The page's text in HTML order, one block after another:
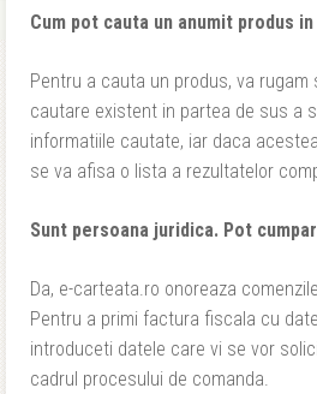
Cum pot cauta un anumit produs
Pentru a cauta un produs, va rugam
cautare existent in partea de sus a
informatiile cautate, iar daca
se va afisa o lista a rezultatelor
Sunt persoana juridica. Pot
Da, e-carteata.ro onoreaza
Pentru a primi factura fiscala cu
introduceti datele care vi se vor
cadrul procesului de comanda.